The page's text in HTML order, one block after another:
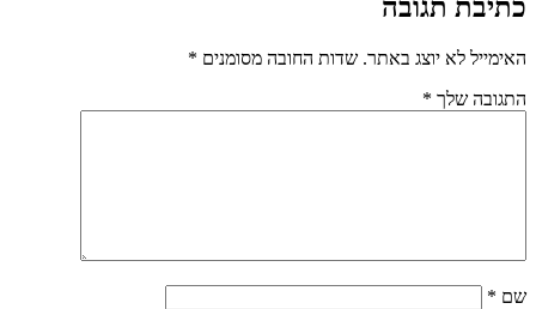
תגובה
לא יוצג באתר. שדות החובה מסומנים*
שלך*
*